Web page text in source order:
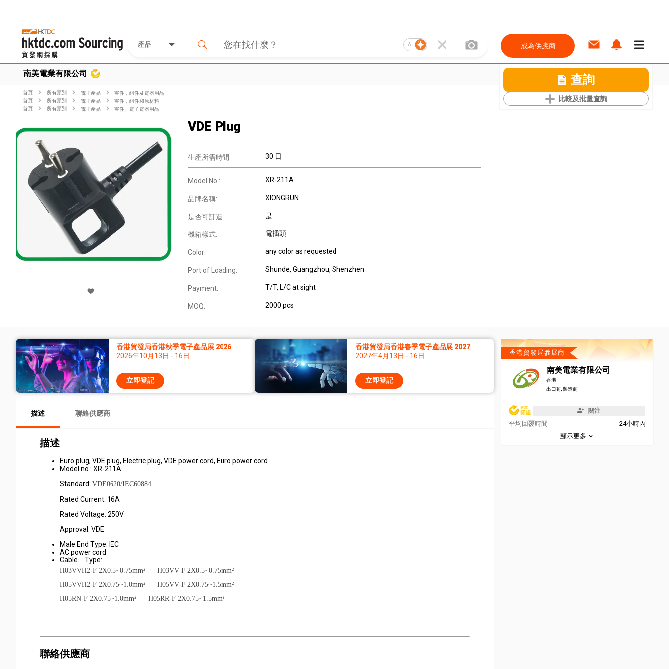
產品 AI 成為供應商
南美電業有限公司 查詢
比較及批量查詢
首頁 所有類別 電子產品
零件，組件及電器用品
首頁
所有類別 電子產品
零件，組件和原材料
首頁
所有類別 電子產品 零件、電子電器用品
VDE Plug
生產所需時間: 30 日
Model No.: XR-211A
品牌名稱: XIONGRUN
是否可訂造: 是
機箱樣式: 電插頭
Color: any color as requested
Port of Loading: Shunde, Guangzhou, Shenzhen
Payment: T/T, L/C at sight
MOQ: 2000 pcs
香港貿發局香港秋季電子產品展 2026
2026年10月13日 - 16日
立即登記
香港貿發局香港春季電子產品展 2027
2027年4月13日 - 16日
立即登記
描述 聯絡供應商
描述
Euro plug, VDE plug, Electric plug, VDE power cord, Euro power cord
Model no.: XR-211A
Standard: VDE0620/IEC60884
Rated Current: 16A
Rated Voltage: 250V
Approval: VDE
Male End Type: IEC
AC power cord
Cable Type:
H03VVH2-F 2X0.5~0.75mm² H03VV-F 2X0.5~0.75mm²
H05VVH2-F 2X0.75~1.0mm² H05VV-F 2X0.75~1.5mm²
H05RN-F 2X0.75~1.0mm² H05RR-F 2X0.75~1.5mm²
聯絡供應商
香港貿發局參展商
南美電業有限公司
香港
出口商, 製造商
關注
平均回覆時間
24小時內
顯示更多